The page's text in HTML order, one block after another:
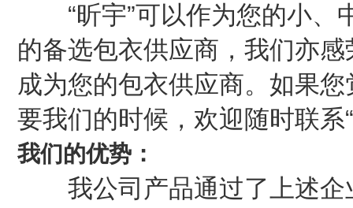
“昕宇”可以作为您的小、
的备选包衣供应商，我们亦
成为您的包衣供应商。如果
要我们的时候，欢迎随时联系
我们的优势：
我公司产品通过了上述企